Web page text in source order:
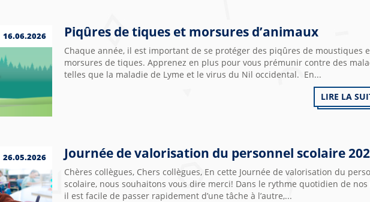
16.06.2026 Piqûres de tiques et morsures d’animaux
Chaque année, il est important de se protéger des piqûres de moustiques
morsures de tiques. Apprenez en plus pour vous prémunir contre des
telles que la maladie de Lyme et le virus du Nil occidental. En...
LIRE LA
26.05.2026 Journée de valorisation du personnel scolaire
Chères collègues, Chers collègues, En cette Journée de valorisation du
scolaire, nous souhaitons vous dire merci! Dans le rythme quotidien de
il est facile de passer rapidement d’une tâche à l’autre,...